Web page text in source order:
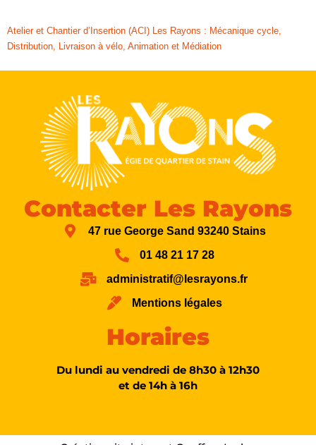
Atelier et Chantier d’Insertion (ACI) Les Rayons : Mécanique cycle,
Distribution, Livraison à vélo, Animation et Médiation
Contacter Les Rayons
47 rue George Sand 93240 Stains
01 48 21 17 28
administratif@lesrayons.fr
Mentions légales
Horaires
Du lundi au vendredi de 8h30 à 12h30
et de 14h à 16h